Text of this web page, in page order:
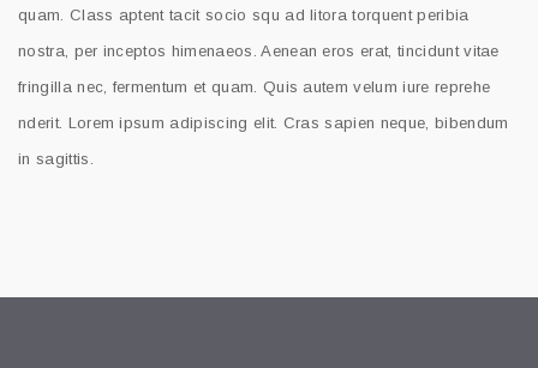
quam. Class aptent tacit socio squ ad litora torquent peribia
nostra, per inceptos himenaeos. Aenean eros erat, tincidunt vitae
fringilla nec, fermentum et quam. Quis autem velum iure reprehe
nderit. Lorem ipsum adipiscing elit. Cras sapien neque, bibendum
in sagittis.